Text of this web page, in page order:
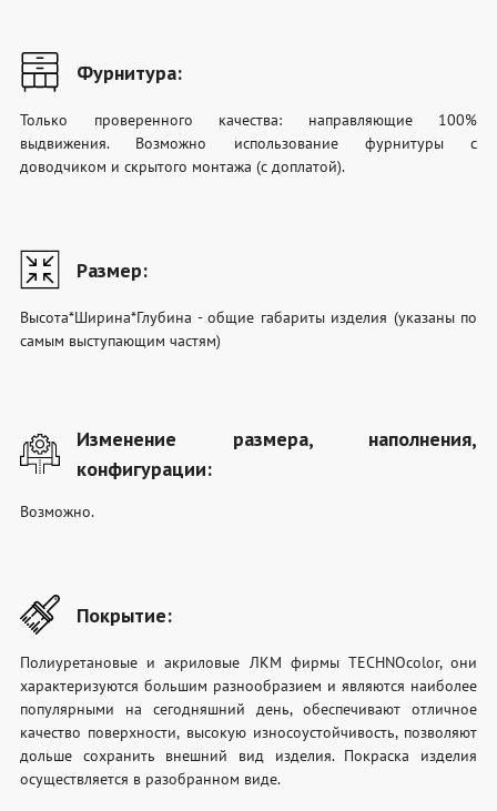
Фурнитура:
Только проверенного качества: направляющие 100%
выдвижения. Возможно использование фурнитуры с
доводчиком и скрытого монтажа (с доплатой).
Размер:
Высота*Ширина*Глубина - общие габариты изделия (указаны по
самым выступающим частям)
Изменение размера, наполнения,
конфигурации:
Возможно.
Покрытие:
Полиуретановые и акриловые ЛКМ фирмы TECHNOcolor, они
характеризуются большим разнообразием и являются наиболее
популярными на сегодняшний день, обеспечивают отличное
качество поверхности, высокую износоустойчивость, позволяют
дольше сохранить внешний вид изделия. Покраска изделия
осуществляется в разобранном виде.